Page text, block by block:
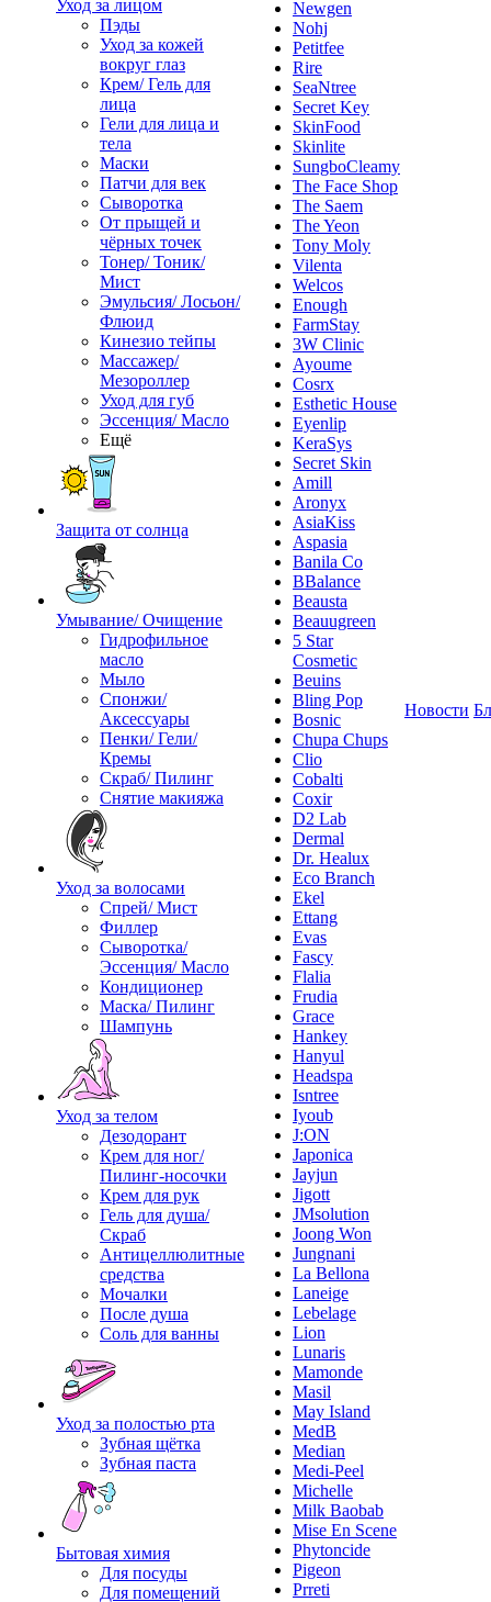
Уход за лицом
Пэды
Уход за кожей
вокруг глаз
Крем/ Гель для
лица
Гели для лица и
тела
Маски
Патчи для век
Сыворотка
От прыщей и
чёрных точек
Тонер/ Тоник/
Мист
Эмульсия/ Лосьон/
Флюид
Кинезио тейпы
Массажер/
Мезороллер
Уход для губ
Эссенция/ Масло
Ещё
Защита от солнца
Умывание/ Очищение
Гидрофильное
масло
Мыло
Спонжи/
Аксессуары
Пенки/ Гели/
Кремы
Скраб/ Пилинг
Снятие макияжа
Уход за волосами
Спрей/ Мист
Филлер
Сыворотка/
Эссенция/ Масло
Кондиционер
Маска/ Пилинг
Шампунь
Уход за телом
Дезодорант
Крем для ног/
Пилинг-носочки
Крем для рук
Гель для душа/
Скраб
Антицеллюлитные
средства
Мочалки
После душа
Соль для ванны
Уход за полостью рта
Зубная щётка
Зубная паста
Бытовая химия
Для посуды
Для помещений
Newgen
Nohj
Petitfee
Rire
SeaNtree
Secret Key
SkinFood
Skinlite
SungboCleamy
The Face Shop
The Saem
The Yeon
Tony Moly
Vilenta
Welcos
Enough
FarmStay
3W Clinic
Ayoume
Cosrx
Esthetic House
Eyenlip
KeraSys
Secret Skin
Amill
Aronyx
AsiaKiss
Aspasia
Banila Co
BBalance
Beausta
Beauugreen
5 Star
Cosmetic
Beuins
Bling Pop
Bosnic
Chupa Chups
Clio
Cobalti
Coxir
D2 Lab
Dermal
Dr. Healux
Eco Branch
Ekel
Ettang
Evas
Fascy
Flalia
Frudia
Grace
Hankey
Hanyul
Headspa
Isntree
Iyoub
J:ON
Japonica
Jayjun
Jigott
JMsolution
Joong Won
Jungnani
La Bellona
Laneige
Lebelage
Lion
Lunaris
Mamonde
Masil
May Island
MedB
Median
Medi-Peel
Michelle
Milk Baobab
Mise En Scene
Phytoncide
Pigeon
Prreti
Новости